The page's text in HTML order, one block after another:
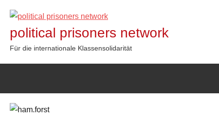
Inhalt
springen
political prisoners network
Für die internationale Klassensolidarität